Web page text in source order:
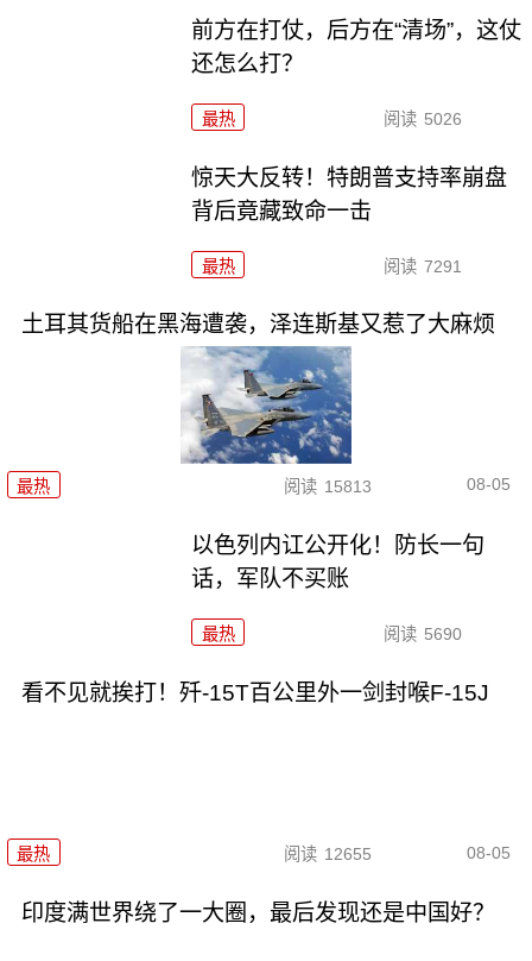
前方在打仗，后方在“清场”，这仗
还怎么打？
最热 阅读 5026
惊天大反转！特朗普支持率崩盘
背后竟藏致命一击
最热 阅读 7291
土耳其货船在黑海遭袭，泽连斯基又惹了大麻烦
最热 阅读 15813 08-05
以色列内讧公开化！防长一句
话，军队不买账
最热 阅读 5690
看不见就挨打！歼-15T百公里外一剑封喉F-15J
最热 阅读 12655 08-05
印度满世界绕了一大圈，最后发现还是中国好？